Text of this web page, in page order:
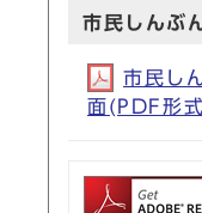
市民しんぶ
市民し
面(PDF形